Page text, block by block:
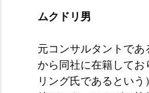
ムクドリ男
元コンサルタントで
から同社に在籍して
リング氏であるとい